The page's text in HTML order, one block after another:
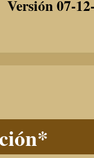
Versión 07-